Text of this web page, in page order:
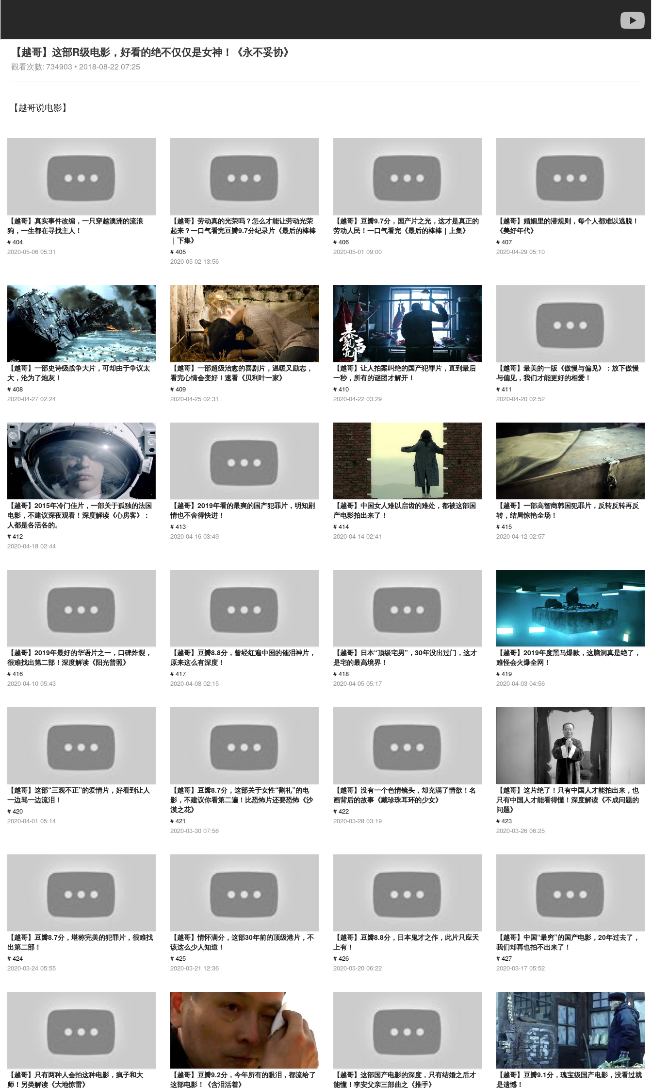
【越哥】这部R级电影，好看的绝不仅仅是女神！《永不妥协》
觀看次數: 734903 • 2018-08-22 07:25
【越哥说电影】
【越哥】真实事件改编，一只穿越澳洲的流浪
狗，一生都在寻找主人！
# 404
2020-05-06 05:31
【越哥】劳动真的光荣吗？怎么才能让劳动光荣
起来？一口气看完豆瓣9.7分纪录片《最后的棒棒
｜下集》
# 405
2020-05-02 13:56
【越哥】豆瓣9.7分，国产片之光，这才是真正的
劳动人民！一口气看完《最后的棒棒｜上集》
# 406
2020-05-01 09:00
【越哥】婚姻里的潜规则，每个人都难以逃脱！
《美好年代》
# 407
2020-04-29 05:10
【越哥】一部史诗级战争大片，可却由于争议太
大，沦为了炮灰！
# 408
2020-04-27 02:24
【越哥】一部超级治愈的喜剧片，温暖又励志，
看完心情会变好！速看《贝利叶一家》
# 409
2020-04-25 02:31
【越哥】让人拍案叫绝的国产犯罪片，直到最后
一秒，所有的谜团才解开！
# 410
2020-04-22 03:29
【越哥】最美的一版《傲慢与偏见》：放下傲慢
与偏见，我们才能更好的相爱！
# 411
2020-04-20 02:52
【越哥】2015年冷门佳片，一部关于孤独的法国
电影，不建议深夜观看！深度解读《心房客》：
人都是各活各的。
# 412
2020-04-18 02:44
【越哥】2019年看的最爽的国产犯罪片，明知剧
情也不舍得快进！
# 413
2020-04-16 03:49
【越哥】中国女人难以启齿的难处，都被这部国
产电影拍出来了！
# 414
2020-04-14 02:41
【越哥】一部高智商韩国犯罪片，反转反转再反
转，结局惊艳全场！
# 415
2020-04-12 02:57
【越哥】2019年最好的华语片之一，口碑炸裂，
很难找出第二部！深度解读《阳光普照》
# 416
2020-04-10 05:43
【越哥】豆瓣8.8分，曾经红遍中国的催泪神片，
原来这么有深度！
# 417
2020-04-08 02:15
【越哥】日本“顶级宅男”，30年没出过门，这才
是宅的最高境界！
# 418
2020-04-05 05:17
【越哥】2019年度黑马爆款，这脑洞真是绝了，
难怪会火爆全网！
# 419
2020-04-03 04:56
【越哥】这部“三观不正”的爱情片，好看到让人
一边骂一边流泪！
# 420
2020-04-01 05:14
【越哥】豆瓣8.7分，这部关于女性“割礼”的电
影，不建议你看第二遍！比恐怖片还要恐怖《沙
漠之花》
# 421
2020-03-30 07:56
【越哥】没有一个色情镜头，却充满了情欲！名
画背后的故事《戴珍珠耳环的少女》
# 422
2020-03-28 03:19
【越哥】这片绝了！只有中国人才能拍出来，也
只有中国人才能看得懂！深度解读《不成问题的
问题》
# 423
2020-03-26 06:25
【越哥】豆瓣8.7分，堪称完美的犯罪片，很难找
出第二部！
# 424
2020-03-24 05:55
【越哥】情怀满分，这部30年前的顶级港片，不
该这么少人知道！
# 425
2020-03-21 12:36
【越哥】豆瓣8.8分，日本鬼才之作，此片只应天
上有！
# 426
2020-03-20 06:22
【越哥】中国“最穷”的国产电影，20年过去了，
我们却再也拍不出来了！
# 427
2020-03-17 05:52
【越哥】只有两种人会拍这种电影，疯子和大
师！另类解读《大地惊雷》
【越哥】豆瓣9.2分，今年所有的眼泪，都流给了
这部电影！《含泪活着》
【越哥】这部国产电影的深度，只有结婚之后才
能懂！李安父亲三部曲之《推手》
【越哥】豆瓣9.1分，瑰宝级国产电影，没看过就
是遗憾！